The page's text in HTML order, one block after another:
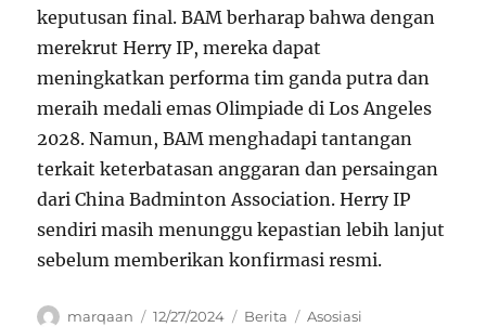
keputusan final. BAM berharap bahwa dengan
merekrut Herry IP, mereka dapat
meningkatkan performa tim ganda putra dan
meraih medali emas Olimpiade di Los Angeles
2028. Namun, BAM menghadapi tantangan
terkait keterbatasan anggaran dan persaingan
dari China Badminton Association. Herry IP
sendiri masih menunggu kepastian lebih lanjut
sebelum memberikan konfirmasi resmi.
Author
marqaan
Posted
12/27/2024 Categories
Berita Tags
Asosiasi